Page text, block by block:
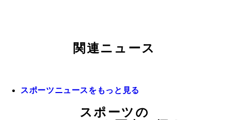
関連ニュース
スポーツニュースをもっと見る
スポーツの